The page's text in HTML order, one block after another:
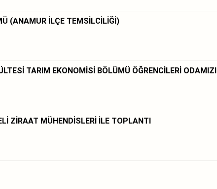
(ANAMUR İLÇE TEMSİLCİLİĞİ)
TARIM EKONOMİSİ BÖLÜMÜ ÖĞRENCİLERİ ODAMIZI
ZİRAAT MÜHENDİSLERİ İLE TOPLANTI